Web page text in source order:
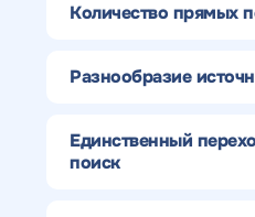
Количество прямых
Разнообразие
Единственный
поиск